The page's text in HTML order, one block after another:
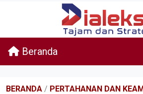
Beranda
BERANDA / PERTAHANAN DAN